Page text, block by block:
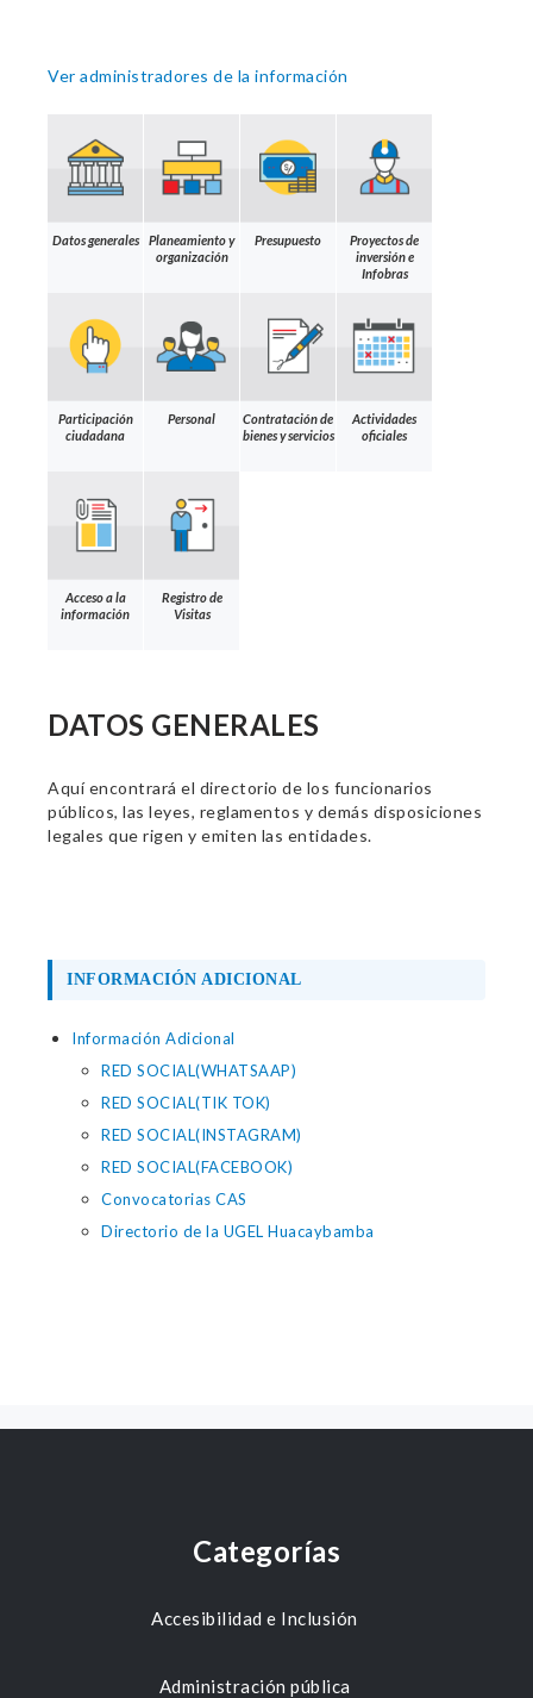
Ver administradores de la información
Datos generales
Planeamiento y
organización
Presupuesto
Proyectos de
inversión e
Infobras
Participación
ciudadana
Personal
Contratación de
bienes y servicios
Actividades
oficiales
Acceso a la
información
Registro de
Visitas
DATOS GENERALES
Aquí encontrará el directorio de los funcionarios
públicos, las leyes, reglamentos y demás disposiciones
legales que rigen y emiten las entidades.
INFORMACIÓN ADICIONAL
Información Adicional
RED SOCIAL(WHATSAAP)
RED SOCIAL(TIK TOK)
RED SOCIAL(INSTAGRAM)
RED SOCIAL(FACEBOOK)
Convocatorias CAS
Directorio de la UGEL Huacaybamba
Categorías
Accesibilidad e Inclusión
Administración pública